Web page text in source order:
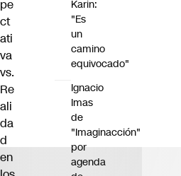
pe
ct
ati
va
vs.
Re
ali
da
d
en
Karin:
"Es
un
camino
equivocado"
Ignacio
Imas
de
"Imaginacción"
por
agenda